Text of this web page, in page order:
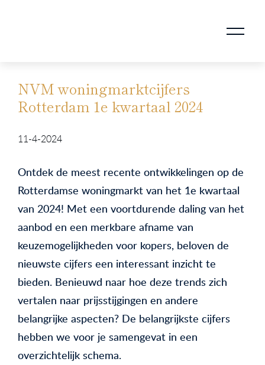
NVM woningmarktcijfers
Rotterdam 1e kwartaal 2024
11-4-2024
Ontdek de meest recente ontwikkelingen op de
Rotterdamse woningmarkt van het 1e kwartaal
van 2024! Met een voortdurende daling van het
aanbod en een merkbare afname van
keuzemogelijkheden voor kopers, beloven de
nieuwste cijfers een interessant inzicht te
bieden. Benieuwd naar hoe deze trends zich
vertalen naar prijsstijgingen en andere
belangrijke aspecten? De belangrijkste cijfers
hebben we voor je samengevat in een
overzichtelijk schema.